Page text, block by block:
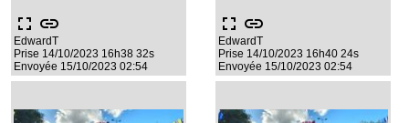
fullscreen link
EdwardT
Prise 14/10/2023 16h38 32s
Envoyée 15/10/2023 02:54
fullscreen link
EdwardT
Prise 14/10/2023 16h40 24s
Envoyée 15/10/2023 02:54